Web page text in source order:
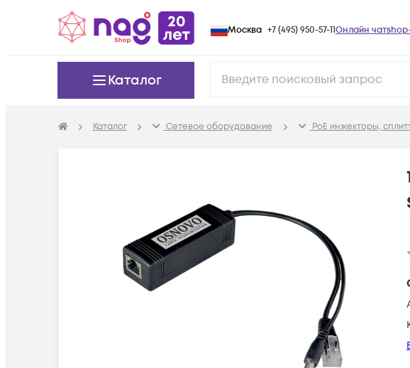
Москва +7 (495) 950-57-11Онлайн чат
Каталог
Каталог Сетевое оборудование PoE инжекторы,